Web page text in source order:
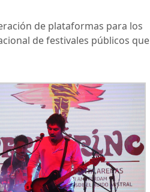
de plataformas para los
de festivales públicos que